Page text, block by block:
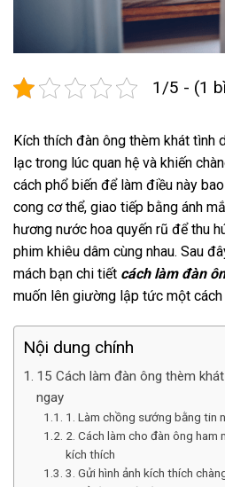
1/5 - (1
Kích thích đàn ông thèm khát tình
lạc trong lúc quan hệ và khiến
cách phổ biến để làm điều này
cong cơ thể, giao tiếp bằng ánh
hương nước hoa quyến rũ để thu
phim khiêu dâm cùng nhau. Sau
mách bạn chi tiết cách làm đàn
muốn lên giường lập tức một cách
Nội dung chính
15 Cách làm đàn ông thèm
ngay
1. Làm chồng sướng bằng tin
2. Cách làm cho đàn ông ham
kích thích
3. Gửi hình ảnh kích thích